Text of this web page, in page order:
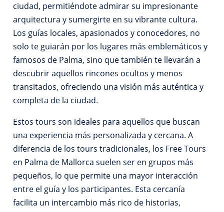
ciudad, permitiéndote admirar su impresionante
arquitectura y sumergirte en su vibrante cultura.
Los guías locales, apasionados y conocedores, no
solo te guiarán por los lugares más emblemáticos y
famosos de Palma, sino que también te llevarán a
descubrir aquellos rincones ocultos y menos
transitados, ofreciendo una visión más auténtica y
completa de la ciudad.
Estos tours son ideales para aquellos que buscan
una experiencia más personalizada y cercana. A
diferencia de los tours tradicionales, los Free Tours
en Palma de Mallorca suelen ser en grupos más
pequeños, lo que permite una mayor interacción
entre el guía y los participantes. Esta cercanía
facilita un intercambio más rico de historias,